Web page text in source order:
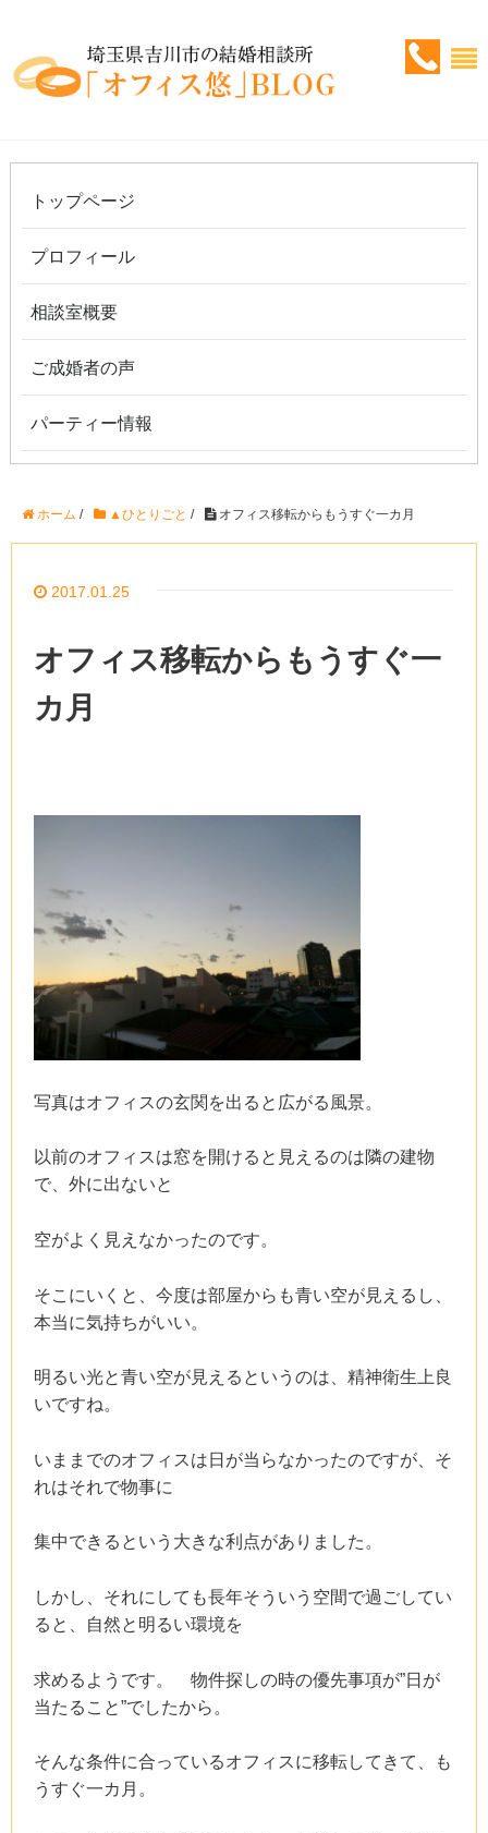
トップページ
プロフィール
相談室概要
ご成婚者の声
パーティー情報
ホーム / ▲ひとりごと / オフィス移転からもうすぐ一カ月
2017.01.25
オフィス移転からもうすぐ一
カ月
写真はオフィスの玄関を出ると広がる風景。
以前のオフィスは窓を開けると見えるのは隣の建物
で、外に出ないと
空がよく見えなかったのです。
そこにいくと、今度は部屋からも青い空が見えるし、
本当に気持ちがいい。
明るい光と青い空が見えるというのは、精神衛生上良
いですね。
いままでのオフィスは日が当らなかったのですが、そ
れはそれで物事に
集中できるという大きな利点がありました。
しかし、それにしても長年そういう空間で過ごしてい
ると、自然と明るい環境を
求めるようです。 物件探しの時の優先事項が”日が
当たること”でしたから。
そんな条件に合っているオフィスに移転してきて、も
うすぐ一カ月。